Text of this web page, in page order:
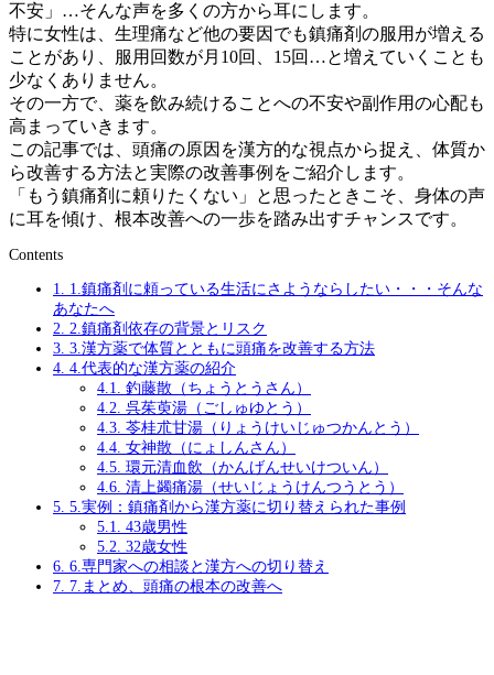
不安」…そんな声を多くの方から耳にします。
特に女性は、生理痛など他の要因でも鎮痛剤の服用が増える
ことがあり、服用回数が月10回、15回…と増えていくことも
少なくありません。
その一方で、薬を飲み続けることへの不安や副作用の心配も
高まっていきます。
この記事では、頭痛の原因を漢方的な視点から捉え、体質か
ら改善する方法と実際の改善事例をご紹介します。
「もう鎮痛剤に頼りたくない」と思ったときこそ、身体の声
に耳を傾け、根本改善への一歩を踏み出すチャンスです。
Contents
1. 1.鎮痛剤に頼っている生活にさようならしたい・・・そんな
あなたへ
2. 2.鎮痛剤依存の背景とリスク
3. 3.漢方薬で体質とともに頭痛を改善する方法
4. 4.代表的な漢方薬の紹介
4.1. 釣藤散（ちょうとうさん）
4.2. 呉茱萸湯（ごしゅゆとう）
4.3. 苓桂朮甘湯（りょうけいじゅつかんとう）
4.4. 女神散（にょしんさん）
4.5. 環元清血飲（かんげんせいけついん）
4.6. 清上蠲痛湯（せいじょうけんつうとう）
5. 5.実例：鎮痛剤から漢方薬に切り替えられた事例
5.1. 43歳男性
5.2. 32歳女性
6. 6.専門家への相談と漢方への切り替え
7. 7.まとめ、頭痛の根本の改善へ